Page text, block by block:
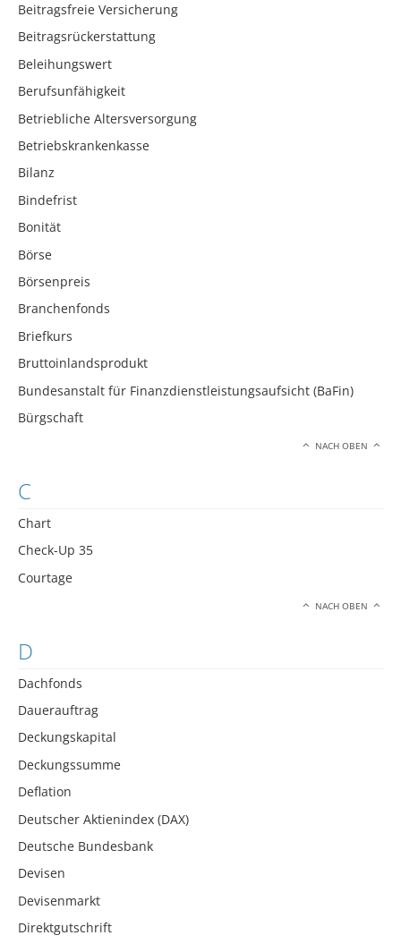
Beitragsfreie Versicherung
Beitragsrückerstattung
Beleihungswert
Berufsunfähigkeit
Betriebliche Altersversorgung
Betriebskrankenkasse
Bilanz
Bindefrist
Bonität
Börse
Börsenpreis
Branchenfonds
Briefkurs
Bruttoinlandsprodukt
Bundesanstalt für Finanzdienstleistungsaufsicht (BaFin)
Bürgschaft
NACH OBEN
C
Chart
Check-Up 35
Courtage
NACH OBEN
D
Dachfonds
Dauerauftrag
Deckungskapital
Deckungssumme
Deflation
Deutscher Aktienindex (DAX)
Deutsche Bundesbank
Devisen
Devisenmarkt
Direktgutschrift